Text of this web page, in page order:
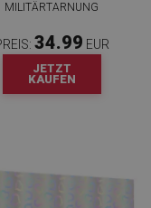
MILITÄRTARNUNG
34.99 EUR
JETZT
KAUFEN